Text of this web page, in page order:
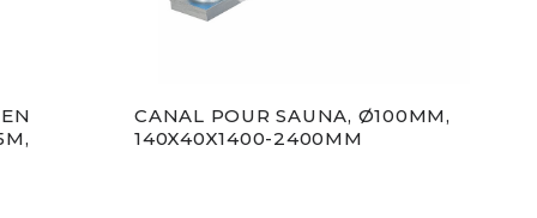
CANAL POUR SAUNA, Ø100MM,
140X40X1400-2400MM